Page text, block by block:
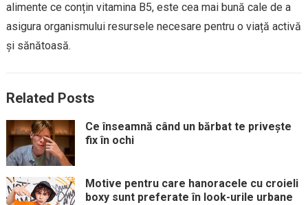
alimente ce conțin vitamina B5, este cea mai bună cale de a
asigura organismului resursele necesare pentru o viață activă
și sănătoasă.
Related Posts
Ce înseamnă când un bărbat te privește
fix în ochi
Motive pentru care hanoracele cu croieli
boxy sunt preferate în look-urile urbane